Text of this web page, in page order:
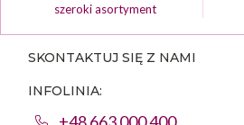
szeroki asortyment
SKONTAKTUJ SIĘ Z NAMI
INFOLINIA: